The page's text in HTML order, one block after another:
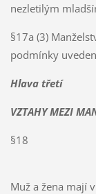
nezletilým
§17a (3)
podmínky
Hlava třetí
VZTAHY MEZI
§18
Muž a žena mají